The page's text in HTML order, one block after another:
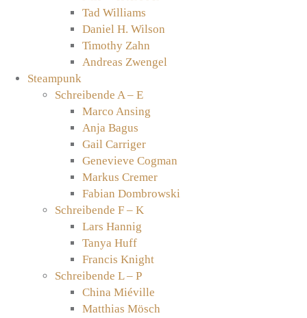
Tad Williams
Daniel H. Wilson
Timothy Zahn
Andreas Zwengel
Steampunk
Schreibende A – E
Marco Ansing
Anja Bagus
Gail Carriger
Genevieve Cogman
Markus Cremer
Fabian Dombrowski
Schreibende F – K
Lars Hannig
Tanya Huff
Francis Knight
Schreibende L – P
China Miéville
Matthias Mösch